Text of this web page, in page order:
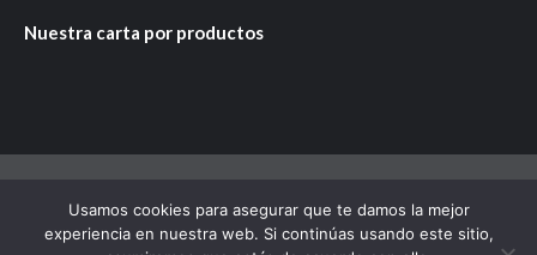
Nuestra carta por productos
Copyright © Todos los derechos reservados.|CoverNews
Usamos cookies para asegurar que te damos la mejor
experiencia en nuestra web. Si continúas usando este sitio,